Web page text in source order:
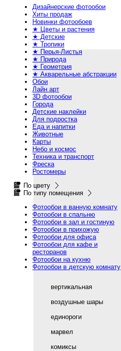
Дизайнерские фотообои
Хиты продаж
Новинки фотообоев
★ Цветы и растения
★ Детские
★ Тропики
★ Перья-Листья
★ Природа
★ Геометрия
★ Акварельные абстракции
Обои
Лайн арт
3D фотообои
Города
Детские наклейки
Для подростка
Еда и напитки
Животные
Карты
Небо и космос
Техника и транспорт
Фреска
Ростомеры
По цвету
По типу помещения
Фотообои в ванную комнату
Фотообои в спальню
Фотообои в зал и гостиную
Фотообои в прихожую
Фотообои для офиса
Фотообои для кафе и
ресторанов
Фотообои на кухню
Фотообои в детскую комнату
вертикальная
воздушные шары
единороги
марвел
комиксы